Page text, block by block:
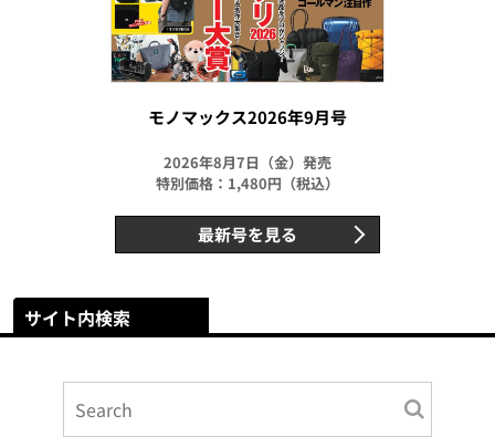
モノマックス2026年9月号
2026年8月7日（金）発売
特別価格：1,480円（税込）
最新号を見る
サイト内検索